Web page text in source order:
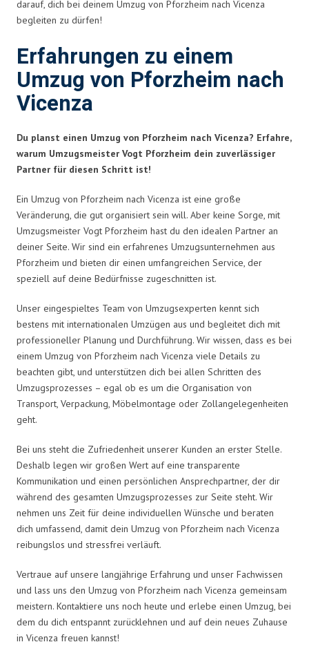
darauf, dich bei deinem Umzug von Pforzheim nach Vicenza
begleiten zu dürfen!
Erfahrungen zu einem
Umzug von Pforzheim nach
Vicenza
Du planst einen Umzug von Pforzheim nach Vicenza? Erfahre,
warum Umzugsmeister Vogt Pforzheim dein zuverlässiger
Partner für diesen Schritt ist!
Ein Umzug von Pforzheim nach Vicenza ist eine große
Veränderung, die gut organisiert sein will. Aber keine Sorge, mit
Umzugsmeister Vogt Pforzheim hast du den idealen Partner an
deiner Seite. Wir sind ein erfahrenes Umzugsunternehmen aus
Pforzheim und bieten dir einen umfangreichen Service, der
speziell auf deine Bedürfnisse zugeschnitten ist.
Unser eingespieltes Team von Umzugsexperten kennt sich
bestens mit internationalen Umzügen aus und begleitet dich mit
professioneller Planung und Durchführung. Wir wissen, dass es bei
einem Umzug von Pforzheim nach Vicenza viele Details zu
beachten gibt, und unterstützen dich bei allen Schritten des
Umzugsprozesses – egal ob es um die Organisation von
Transport, Verpackung, Möbelmontage oder Zollangelegenheiten
geht.
Bei uns steht die Zufriedenheit unserer Kunden an erster Stelle.
Deshalb legen wir großen Wert auf eine transparente
Kommunikation und einen persönlichen Ansprechpartner, der dir
während des gesamten Umzugsprozesses zur Seite steht. Wir
nehmen uns Zeit für deine individuellen Wünsche und beraten
dich umfassend, damit dein Umzug von Pforzheim nach Vicenza
reibungslos und stressfrei verläuft.
Vertraue auf unsere langjährige Erfahrung und unser Fachwissen
und lass uns den Umzug von Pforzheim nach Vicenza gemeinsam
meistern. Kontaktiere uns noch heute und erlebe einen Umzug, bei
dem du dich entspannt zurücklehnen und auf dein neues Zuhause
in Vicenza freuen kannst!